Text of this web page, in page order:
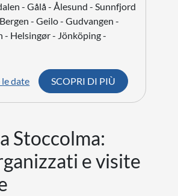
- Gålå - Ålesund - Sunnfjord
- Geilo - Gudvangen -
- Helsingør - Jönköping -
date SCOPRI DI PIÙ
Stoccolma:
e visite